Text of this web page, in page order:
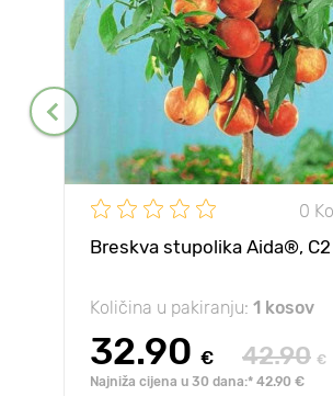
0
Breskva stupolika Aida®, C2
Količina u pakiranju: 1 kosov
32.90 € 42.90 €
Najniža cijena u 30 dana:* 42.90 €